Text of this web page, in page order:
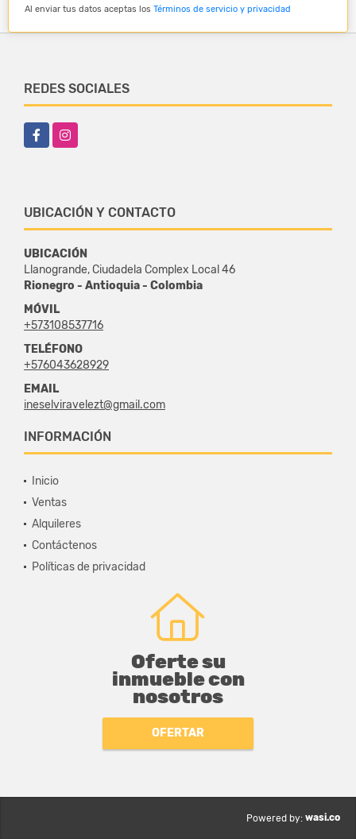
Al enviar tus datos aceptas los Términos de servicio y privacidad
REDES SOCIALES
FacebookInstagram
UBICACIÓN Y CONTACTO
UBICACIÓN
Llanogrande, Ciudadela Complex Local 46
Rionegro - Antioquia - Colombia
MÓVIL
+573108537716
TELÉFONO
+576043628929
EMAIL
ineselviravelezt@gmail.com
INFORMACIÓN
Inicio
Ventas
Alquileres
Contáctenos
Políticas de privacidad
Oferte su
inmueble con
nosotros
OFERTAR
Powered by: wasi.co